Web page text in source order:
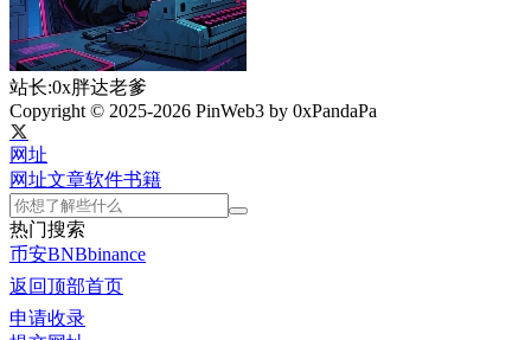
站长:0x胖达老爹
Copyright © 2025-2026 PinWeb3 by 0xPandaPa
网址
网址文章软件书籍
热门搜索
币安BNBbinance
返回顶部首页
申请收录